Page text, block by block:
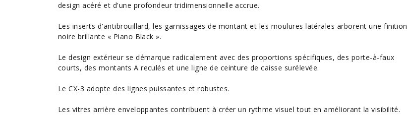
design acéré et d'une profondeur tridimensionnelle accrue.
Les inserts d'antibrouillard, les garnissages de montant et les moulures latérales arborent une finition
noire brillante « Piano Black ».
Le design extérieur se démarque radicalement avec des proportions spécifiques, des porte-à-faux
courts, des montants A reculés et une ligne de ceinture de caisse surélevée.
Le CX-3 adopte des lignes puissantes et robustes.
Les vitres arrière enveloppantes contribuent à créer un rythme visuel tout en améliorant la visibilité.